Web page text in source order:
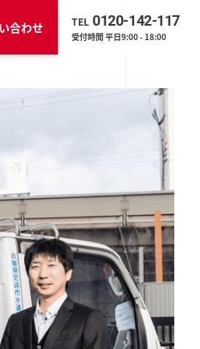
合わせ TEL 0120-142-117
受付時間 平日9:00 - 18:00